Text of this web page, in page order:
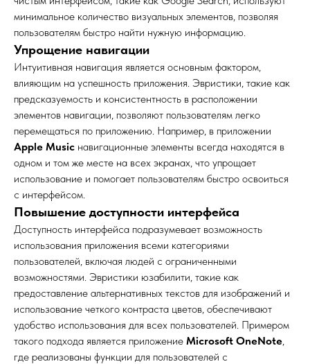
минимальное количество визуальных элементов, позволяя
пользователям быстро найти нужную информацию.
Упрощение навигации
Интуитивная навигация является основным фактором,
влияющим на успешность приложения. Эвристики, такие как
предсказуемость и консистентность в расположении
элементов навигации, позволяют пользователям легко
перемещаться по приложению. Например, в приложении
Apple Music навигационные элементы всегда находятся в
одном и том же месте на всех экранах, что упрощает
использование и помогает пользователям быстро освоиться
с интерфейсом.
Повышение доступности интерфейса
Доступность интерфейса подразумевает возможность
использования приложения всеми категориями
пользователей, включая людей с ограниченными
возможностями. Эвристики юзабилити, такие как
предоставление альтернативных текстов для изображений и
использование четкого контраста цветов, обеспечивают
удобство использования для всех пользователей. Примером
такого подхода является приложение Microsoft OneNote,
где реализованы функции для пользователей с